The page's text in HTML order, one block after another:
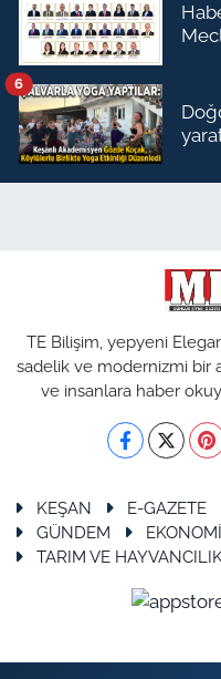
6
TE Bilişim, yepyeni
sadelik ve modernizmi bir
ve insanlara haber
KEŞAN E-GAZETE
GÜNDEM
EKONOMİ
TARIM VE HAYVANCILIK